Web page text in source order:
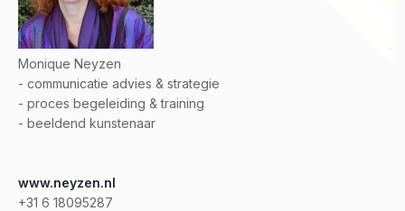
Monique Neyzen
- communicatie advies & strategie
- proces begeleiding & training
- beeldend kunstenaar
www.neyzen.nl
+31 6 18095287